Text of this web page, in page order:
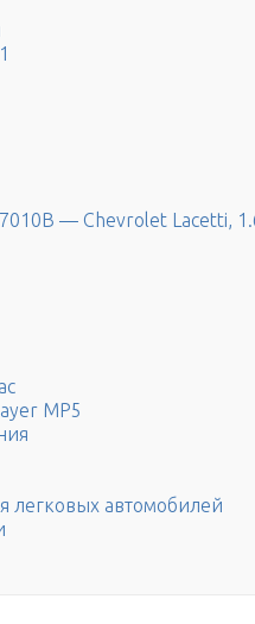
— Chevrolet Lacetti,
MP5
легковых автомобилей